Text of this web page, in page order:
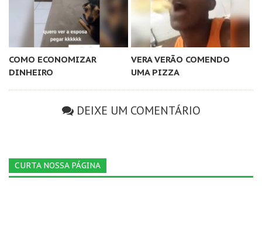
COMO ECONOMIZAR
DINHEIRO
VERA VERÃO COMENDO
UMA PIZZA
DEIXE UM COMENTÁRIO
CURTA NOSSA PÁGINA